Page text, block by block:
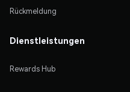
Rückmeldung
Dienstleistungen
Rewards Hub